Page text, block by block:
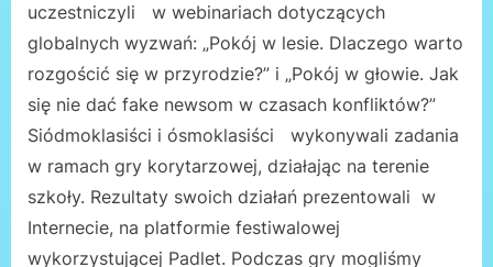
uczestniczyli w webinariach dotyczących
globalnych wyzwań: „Pokój w lesie. Dlaczego warto
rozgościć się w przyrodzie?” i „Pokój w głowie. Jak
się nie dać fake newsom w czasach konfliktów?”
Siódmoklasiści i ósmoklasiści wykonywali zadania
w ramach gry korytarzowej, działając na terenie
szkoły. Rezultaty swoich działań prezentowali w
Internecie, na platformie festiwalowej
wykorzystującej Padlet. Podczas gry mogliśmy